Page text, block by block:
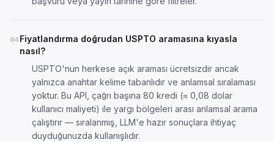
04 Fiyatlandırma doğrudan USPTO aramasına kıyasla
nasıl?
USPTO'nun herkese açık araması ücretsizdir ancak
yalnızca anahtar kelime tabanlıdır ve anlamsal sıralaması
yoktur. Bu API, çağrı başına 80 kredi (≈ 0,08 dolar
kullanıcı maliyeti) ile yargı bölgeleri arası anlamsal arama
çalıştırır — sıralanmış, LLM'e hazır sonuçlara ihtiyaç
duyduğunuzda kullanışlıdır.